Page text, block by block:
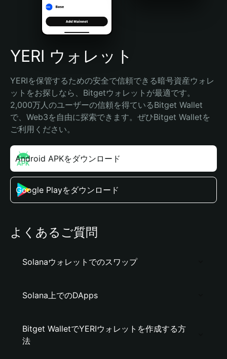
Português (Brasil)
Español (Argentina)
YERI ウォレット
YERIを保管するための安全で信頼できる暗号資産ウォレ
ットをお探しなら、Bitgetウォレットが最適です。
2,000万人のユーザーの信頼を得ているBitget Wallet
で、Web3を自由に探索できます。ぜひBitget Walletを
ご利用ください。
Android APKをダウンロード
Google Playをダウンロード
よくあるご質問
Solanaウォレットでのスワップ
Solana上でのDApps
Bitget WalletでYERIウォレットを作成する方
法